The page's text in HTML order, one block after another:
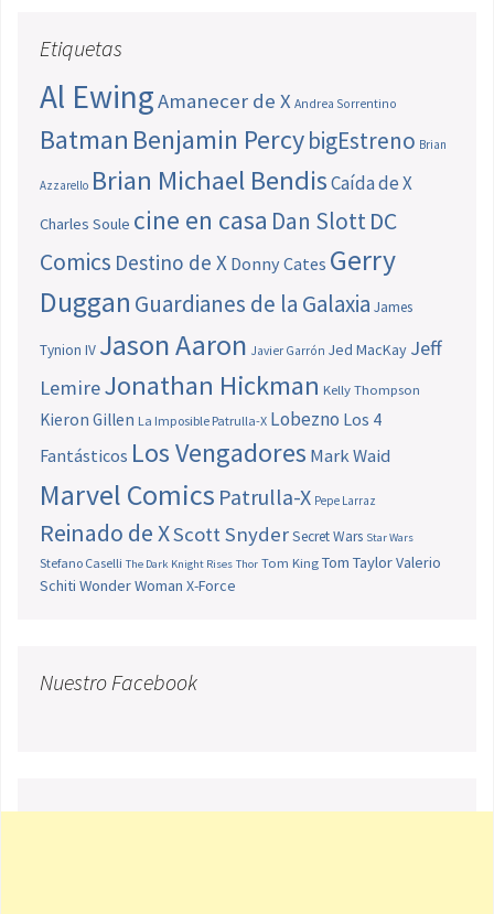
Etiquetas
Al EwingAmanecer de X Andrea Sorrentino
Batman Benjamin PercybigEstreno Brian
Azzarello Brian Michael BendisCaída de X
Charles Soule cine en casa Dan SlottDC
Comics Destino de X Donny Cates Gerry
Duggan Guardianes de la Galaxia James
Tynion IV Jason Aaron Javier Garrón Jed MacKay Jeff
LemireJonathan Hickman Kelly Thompson
Kieron Gillen La Imposible Patrulla-X Lobezno Los 4
Fantásticos Los Vengadores Mark Waid
Marvel Comics Patrulla-X Pepe Larraz
Reinado de XScott SnyderSecret Wars Star Wars
Stefano Caselli The Dark Knight Rises Thor Tom King Tom TaylorValerio
Schiti Wonder Woman X-Force
Nuestro Facebook